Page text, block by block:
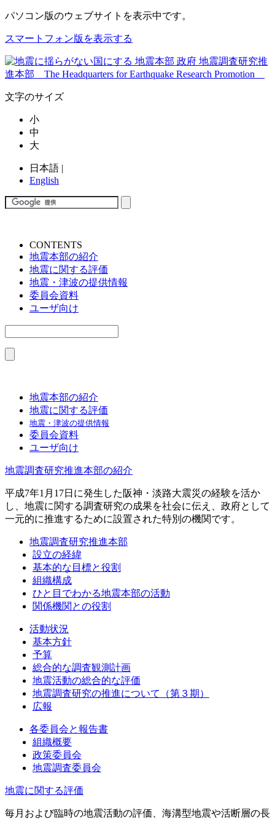
パソコン版のウェブサイトを表示中です。
スマートフォン版を表示する
文字のサイズ
小
中
大
日本語 |
English
CONTENTS
地震本部の紹介
地震に関する評価
地震・津波の提供情報
委員会資料
ユーザ向け
地震本部の紹介
地震に関する評価
地震・津波の提供情報
委員会資料
ユーザ向け
地震調査研究推進本部の紹介
平成7年1月17日に発生した阪神・淡路大震災の経験を活か
し、地震に関する調査研究の成果を社会に伝え、政府として
一元的に推進するために設置された特別の機関です。
地震調査研究推進本部
設立の経緯
基本的な目標と役割
組織構成
ひと目でわかる地震本部の活動
関係機関との役割
活動状況
基本方針
予算
総合的な調査観測計画
地震活動の総合的な評価
地震調査研究の推進について（第３期）
広報
各委員会と報告書
組織概要
政策委員会
地震調査委員会
地震に関する評価
毎月および臨時の地震活動の評価、海溝型地震や活断層の長